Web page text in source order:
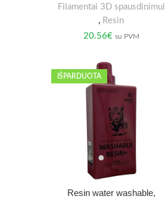
Filamentai 3D spausdinimui
, Resin
20.56€ su PVM
IŠPARDUOTA
Resin water washable,